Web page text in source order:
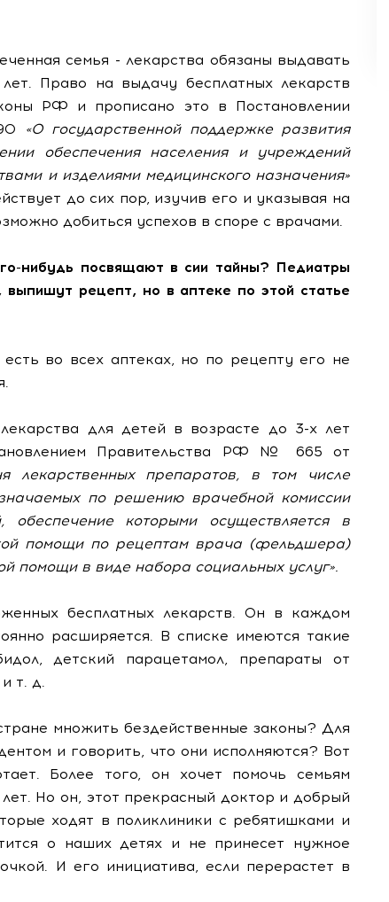
семья - лекарства обязаны выдавать
Право на выдачу бесплатных лекарств
РФ и прописано это в Постановлении
«О государственной поддержке развития
обеспечения населения и учреждений
и изделиями медицинского назначения»
до сих пор, изучив его и указывая на
добиться успехов в споре с врачами.
нибудь посвящают в сии тайны? Педиатры
рецепт, но в аптеке по этой статье
во всех аптеках, но по рецепту его не
для детей в возрасте до 3-х лет
Правительства РФ № 665 от
лекарственных препаратов, в том числе
по решению врачебной комиссии
обеспечение которыми осуществляется в
помощи по рецептам врача (фельдшера)
помощи в виде набора социальных услуг».
бесплатных лекарств. Он в каждом
расширяется. В списке имеются такие
детский парацетамол, препараты от
т. д.
множить бездейственные законы? Для
и говорить, что они исполняются? Вот
Более того, он хочет помочь семьям
Но он, этот прекрасный доктор и добрый
ходят в поликлиники с ребятишками и
о наших детях и не принесет нужное
И его инициатива, если перерастет в